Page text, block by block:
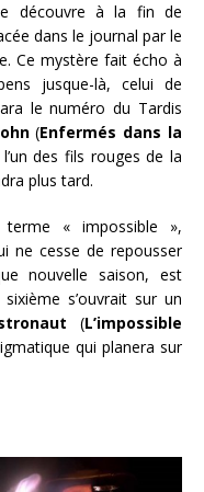
découvre à la fin de
dans le journal par le
Ce mystère fait écho à
jusque-là, celui de
le numéro du Tardis
(Enfermés dans la
des fils rouges de la
plus tard.
« impossible »,
ne cesse de repousser
nouvelle saison, est
s’ouvrait sur un
(L’impossible
qui planera sur